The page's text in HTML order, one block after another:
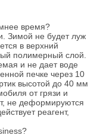
время?
Зимой не будет луж
в верхний
полимерный слой.
и не дает воде
печке через 10
высотой до 40 мм
от грязи и
не деформируются
реагент,